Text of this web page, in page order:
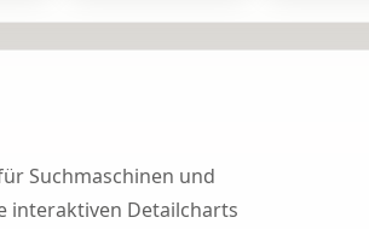
Suchmaschinen und
interaktiven Detailcharts